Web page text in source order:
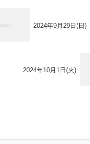
2024年9月29日(日)
2024年10月1日(火)